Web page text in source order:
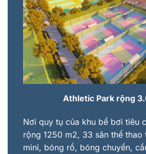
Athletic Park rộng
Nơi quy tụ của khu bể bơi tiêu
rộng 1250 m2, 33 sân thể thao
mini, bóng rổ, bóng chuyền,